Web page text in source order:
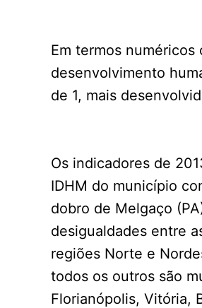
Em termos
desenvolvimento
de 1, mais
Os indicadores de
IDHM do município
dobro de Melgaço
desigualdades entre
regiões Norte e
todos os outros são
Florianópolis, Vitória,